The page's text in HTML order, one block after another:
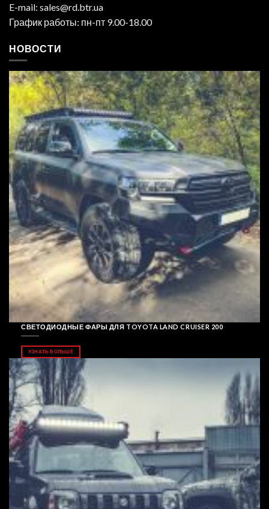
E-mail: sales@rd.btr.ua
График работы: пн-пт 9.00-18.00
НОВОСТИ
СВЕТОДИОДНЫЕ ФАРЫ ДЛЯ TOYOTA LAND CRUISER 200
УЗНАТЬ БОЛЬШЕ